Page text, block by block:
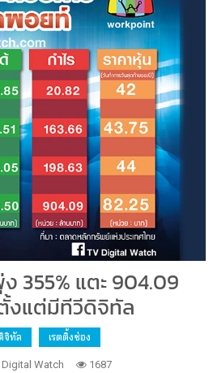
355% แตะ 904.09
งแต่มีทีวีดิจิทัล
จิทัล เรตติ้งช่อง
Digital Watch 1687